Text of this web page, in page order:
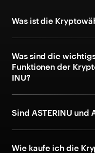
Was ist die
Was sind die
Funktionen der
INU?
Sind ASTERINU und
Wie kaufe ich die